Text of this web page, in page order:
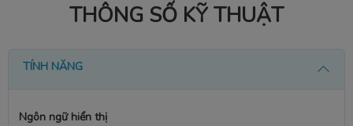
THÔNG SỐ KỸ THUẬT
TÍNH NĂNG
Ngôn ngữ hiển thị